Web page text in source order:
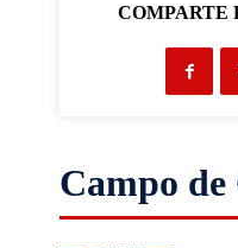
COMPARTE
Campo